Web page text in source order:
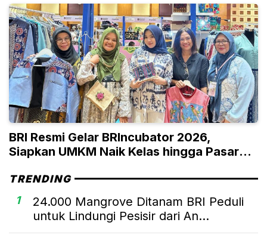
BRI Resmi Gelar BRIncubator 2026,
Siapkan UMKM Naik Kelas hingga Pasar
TRENDING
1
24.000 Mangrove Ditanam BRI Peduli
untuk Lindungi Pesisir dari An...